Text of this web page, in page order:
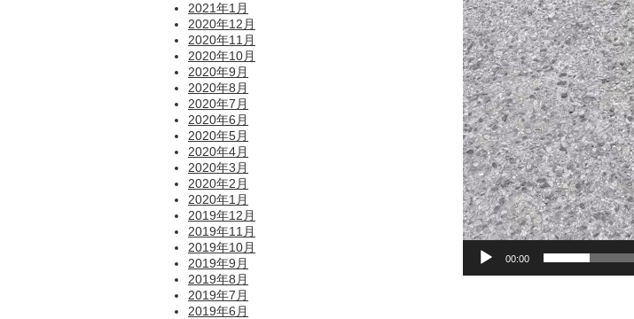
00:00
2021年1月
2020年12月
2020年11月
2020年10月
2020年9月
2020年8月
2020年7月
2020年6月
2020年5月
2020年4月
2020年3月
2020年2月
2020年1月
2019年12月
2019年11月
2019年10月
2019年9月
2019年8月
2019年7月
2019年6月